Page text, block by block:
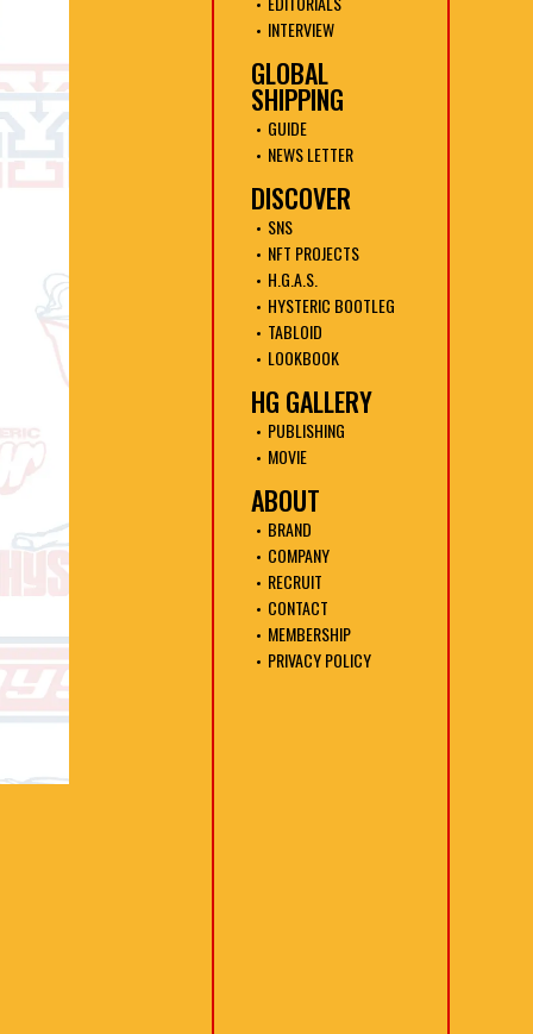
INTERVIEW
GLOBAL
SHIPPING
GUIDE
NEWS LETTER
DISCOVER
SNS
NFT PROJECTS
H.G.A.S.
HYSTERIC BOOTLEG
TABLOID
LOOKBOOK
HG GALLERY
PUBLISHING
MOVIE
ABOUT
BRAND
COMPANY
RECRUIT
CONTACT
MEMBERSHIP
PRIVACY POLICY